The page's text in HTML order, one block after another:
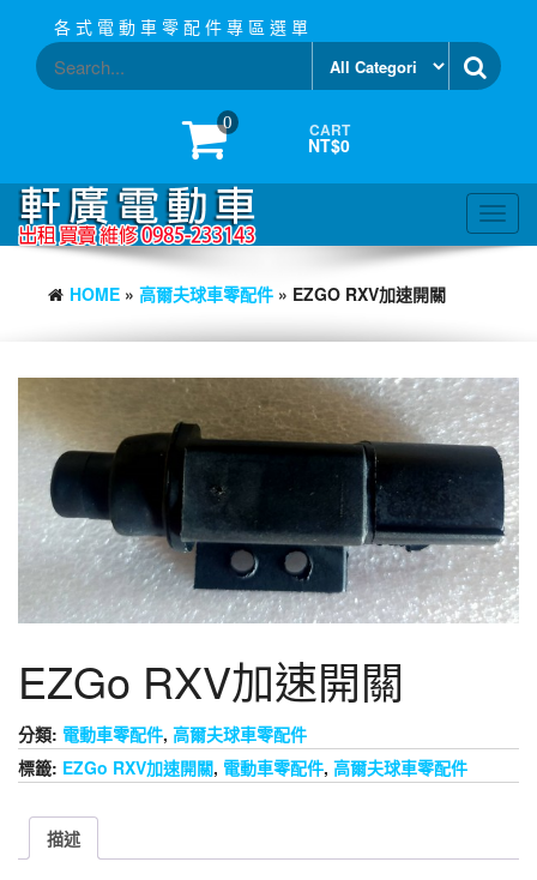
content
各 式 電 動 車 零 配 件 專 區 選 單
0 CART
NT$0
HOME » 高爾夫球車零配件 » EZGO RXV加速開關
EZGo RXV加速開關
分類: 電動車零配件, 高爾夫球車零配件
標籤: EZGo RXV加速開關, 電動車零配件, 高爾夫球車零配件
描述